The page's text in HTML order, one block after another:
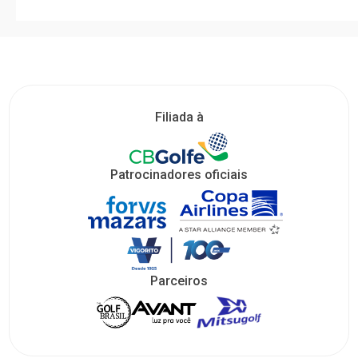
Filiada à
Patrocinadores oficiais
Parceiros